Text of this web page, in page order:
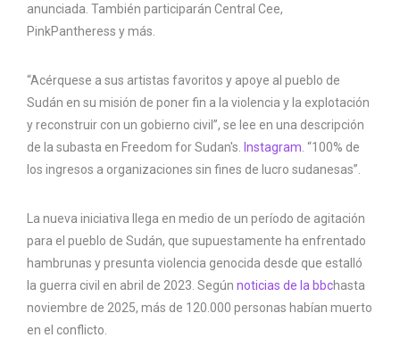
anunciada. También participarán Central Cee,
PinkPantheress y más.
“Acérquese a sus artistas favoritos y apoye al pueblo de
Sudán en su misión de poner fin a la violencia y la explotación
y reconstruir con un gobierno civil”, se lee en una descripción
de la subasta en Freedom for Sudan's.
Instagram . “100% de
los ingresos a organizaciones sin fines de lucro sudanesas”.
La nueva iniciativa llega en medio de un período de agitación
para el pueblo de Sudán, que supuestamente ha enfrentado
hambrunas y presunta violencia genocida desde que estalló
la guerra civil en abril de 2023. Según noticias de la bbchasta
noviembre de 2025, más de 120.000 personas habían muerto
en el conflicto.